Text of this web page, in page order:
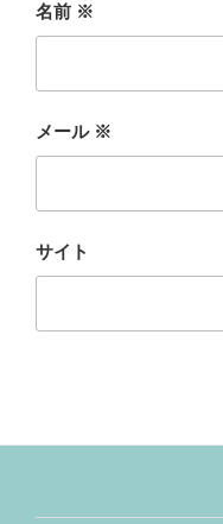
名前 ※
メール ※
サイト